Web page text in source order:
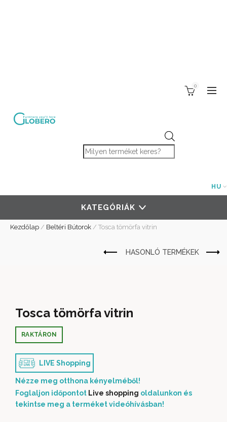
Products search
0
HU
KATEGÓRIÁK
Kezdőlap / Beltéri Bútorok / Tosca tömörfa vitrin
Tosca tömörfa vitrin
RAKTÁRON
LIVE Shopping
Nézze meg otthona kényelméből!
Foglaljon időpontot Live shopping oldalunkon és
tekintse meg a terméket videóhívásban!